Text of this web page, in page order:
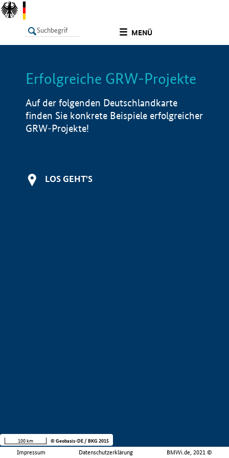
MENÜ
LISTE Info
Erfolgreiche GRW-Projekte
Auf der folgenden Deutschlandkarte
finden Sie konkrete Beispiele erfolgreicher
GRW-Projekte!
LOS GEHT'S
Impressum Datenschutzerklärung BMWi.de, 2021 ©
100 km © Geobasis-DE / BKG 2015